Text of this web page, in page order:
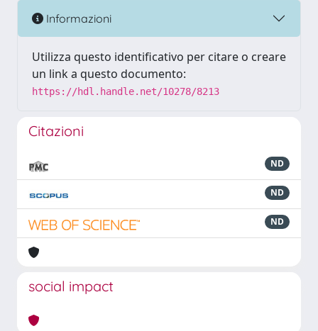
Informazioni
Utilizza questo identificativo per citare o creare
un link a questo documento:
https://hdl.handle.net/10278/8213
Citazioni
ND
ND
ND
social impact